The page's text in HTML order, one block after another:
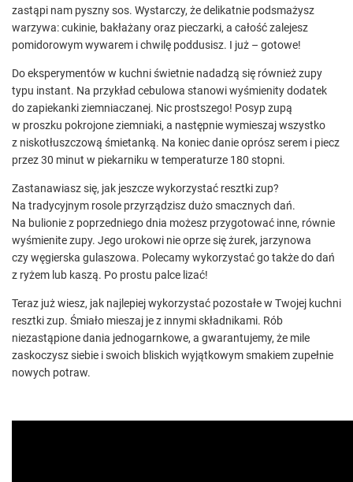
zastąpi nam pyszny sos. Wystarczy, że delikatnie podsmażysz
warzywa: cukinie, bakłażany oraz pieczarki, a całość zalejesz
pomidorowym wywarem i chwilę poddusisz. I już – gotowe!
Do eksperymentów w kuchni świetnie nadadzą się również zupy
typu instant. Na przykład cebulowa stanowi wyśmienity dodatek
do zapiekanki ziemniaczanej. Nic prostszego! Posyp zupą
w proszku pokrojone ziemniaki, a następnie wymieszaj wszystko
z niskotłuszczową śmietanką. Na koniec danie oprósz serem i piecz
przez 30 minut w piekarniku w temperaturze 180 stopni.
Zastanawiasz się, jak jeszcze wykorzystać resztki zup?
Na tradycyjnym rosole przyrządzisz dużo smacznych dań.
Na bulionie z poprzedniego dnia możesz przygotować inne, równie
wyśmienite zupy. Jego urokowi nie oprze się żurek, jarzynowa
czy węgierska gulaszowa. Polecamy wykorzystać go także do dań
z ryżem lub kaszą. Po prostu palce lizać!
Teraz już wiesz, jak najlepiej wykorzystać pozostałe w Twojej kuchni
resztki zup. Śmiało mieszaj je z innymi składnikami. Rób
niezastąpione dania jednogarnkowe, a gwarantujemy, że mile
zaskoczysz siebie i swoich bliskich wyjątkowym smakiem zupełnie
nowych potraw.